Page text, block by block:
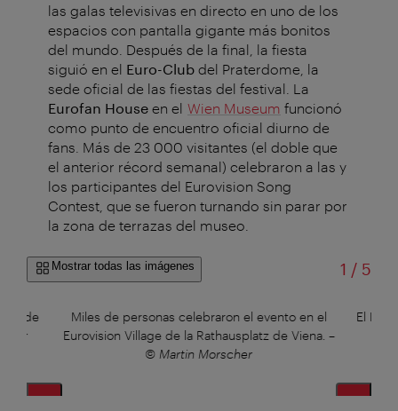
las galas televisivas en directo en uno de los
espacios con pantalla gigante más bonitos
del mundo. Después de la final, la fiesta
siguió en el Euro-Club del Praterdome, la
sede oficial de las fiestas del festival. La
Eurofan House en el Wien Museum funcionó
como punto de encuentro oficial diurno de
fans. Más de 23 000 visitantes (el doble que
el anterior récord semanal) celebraron a las y
los participantes del Eurovision Song
Contest, que se fueron turnando sin parar por
la zona de terrazas del museo.
Mostrar todas las imágenes 1 /de
5
de
Miles de personas celebraron el evento en el
Eurovision Village de la Rathausplatz de Viena. –
© Martin Morscher
El